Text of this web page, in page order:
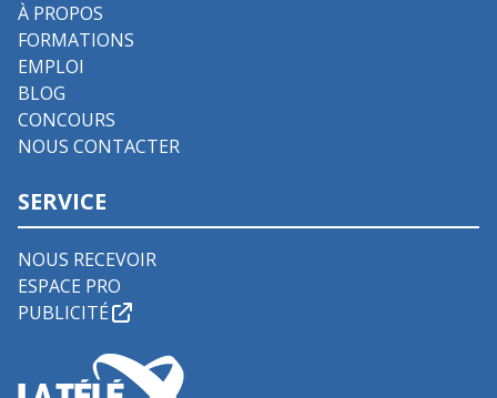
À PROPOS
FORMATIONS
EMPLOI
BLOG
CONCOURS
NOUS CONTACTER
SERVICE
NOUS RECEVOIR
ESPACE PRO
PUBLICITÉ